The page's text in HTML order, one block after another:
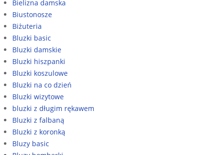
Bielizna damska
Biustonosze
Biżuteria
Bluzki basic
Bluzki damskie
Bluzki hiszpanki
Bluzki koszulowe
Bluzki na co dzień
Bluzki wizytowe
bluzki z długim rękawem
Bluzki z falbaną
Bluzki z koronką
Bluzy basic